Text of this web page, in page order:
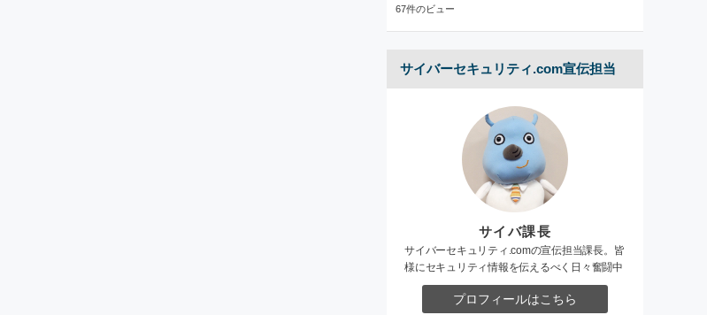
67件のビュー
サイバーセキュリティ.com宣伝担当
サイバ課長
サイバーセキュリティ.comの宣伝担当課長。皆
様にセキュリティ情報を伝えるべく日々奮闘中
プロフィールはこちら